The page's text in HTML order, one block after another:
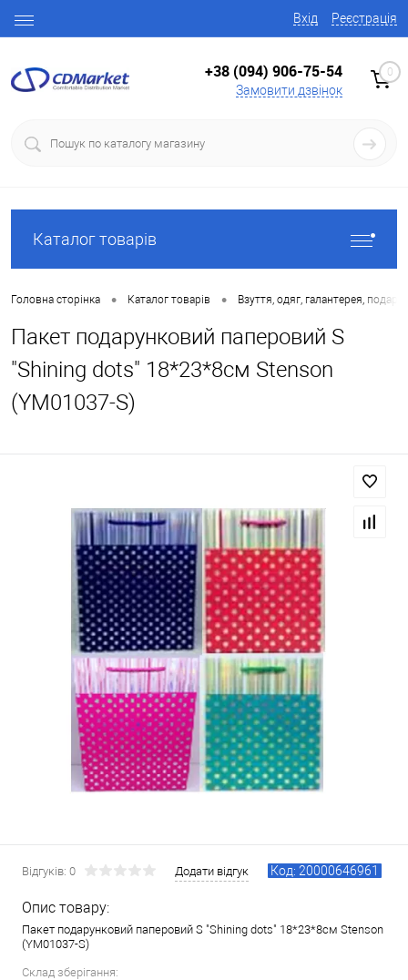
Вхід Реєстрація
+38 (094) 906-75-54
Замовити дзвінок
0
Каталог товарів
Головна сторінка • Каталог товарів • Взуття, одяг, галантерея,
Пакет подарунковий паперовий S
"Shining dots" 18*23*8см Stenson
(YM01037-S)
Відгуків: 0 Додати відгук Код: 20000646961
Опис товару:
Пакет подарунковий паперовий S "Shining dots" 18*23*8см Stenson
(YM01037-S)
Склад зберігання: